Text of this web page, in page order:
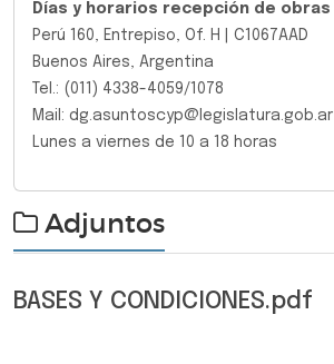
Días y horarios recepción de obras
Perú 160, Entrepiso, Of. H | C1067AAD
Buenos Aires, Argentina
Tel.: (011) 4338-4059/1078
Mail: dg.asuntoscyp@legislatura.gob.ar
Lunes a viernes de 10 a 18 horas
Adjuntos
BASES Y CONDICIONES.pdf